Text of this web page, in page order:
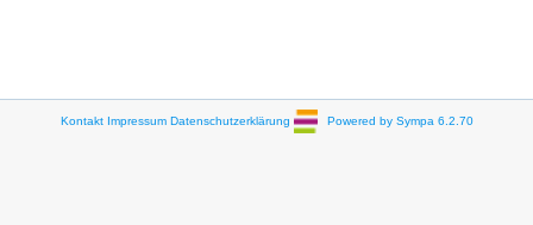
Kontakt Impressum Datenschutzerklärung Powered by Sympa 6.2.70